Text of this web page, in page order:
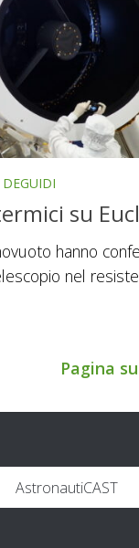
su
hanno
nel
Pagina
AstronautiCAST